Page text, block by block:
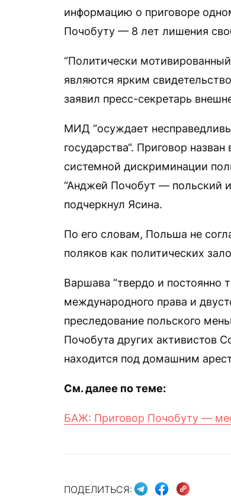
информацию о приговоре
Почобуту — 8 лет лишения
“Политически
являются ярким
заявил пресс-секретарь
МИД “осуждает
государства“. Приговор
системной дискриминации
“Анджей Почобут — польский
подчеркнул Ясина.
По его словам, Польша не
поляков как политических
Варшава “твердо и постоянно
международного права и
преследование польского
Почобута других активистов
находится под домашним
См. далее по теме:
БАЖ: Приговор Почобуту —
ПОДЕЛИТЬСЯ: